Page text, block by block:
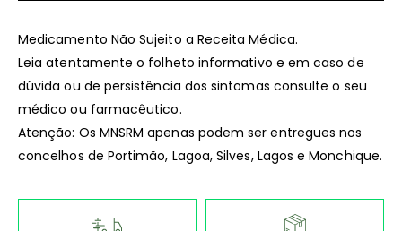
Medicamento Não Sujeito a Receita Médica.
Leia atentamente o folheto informativo e em caso de
dúvida ou de persistência dos sintomas consulte o seu
médico ou farmacêutico.
Atenção: Os MNSRM apenas podem ser entregues nos
concelhos de Portimão, Lagoa, Silves, Lagos e Monchique.